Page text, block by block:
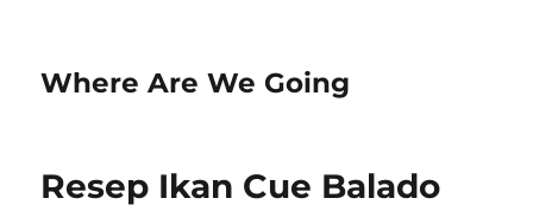
Where Are We Going
Resep Ikan Cue Balado